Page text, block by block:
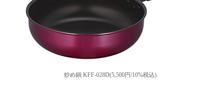
炒め鍋 KFF-028D(5,500円/10%税込)